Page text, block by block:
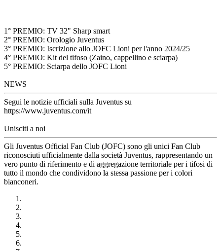
1° PREMIO: TV 32" Sharp smart
2° PREMIO: Orologio Juventus
3° PREMIO: Iscrizione allo JOFC Lioni per l'anno 2024/25
4° PREMIO: Kit del tifoso (Zaino, cappellino e sciarpa)
5° PREMIO: Sciarpa dello JOFC Lioni
NEWS
Segui le notizie ufficiali sulla Juventus su
https://www.juventus.com/it
Unisciti a noi
Gli Juventus Official Fan Club (JOFC) sono gli unici Fan Club
riconosciuti ufficialmente dalla società Juventus, rappresentando un
vero punto di riferimento e di aggregazione territoriale per i tifosi di
tutto il mondo che condividono la stessa passione per i colori
bianconeri.